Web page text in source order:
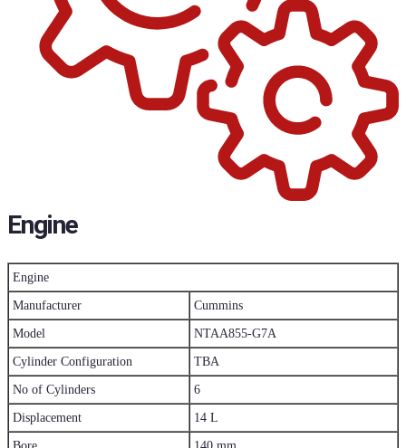
Engine
Engine
Manufacturer Cummins
Model NTAA855-G7A
Cylinder Configuration TBA
No of Cylinders 6
Displacement 14 L